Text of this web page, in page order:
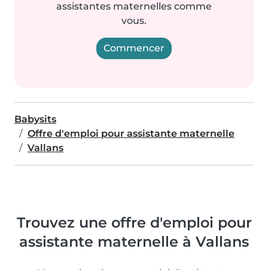
assistantes maternelles comme
vous.
Commencer
Babysits
Offre d'emploi pour assistante maternelle
Vallans
Trouvez une offre d'emploi pour
assistante maternelle à Vallans